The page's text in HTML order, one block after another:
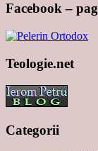
Facebook –
Teologie.net
Categorii